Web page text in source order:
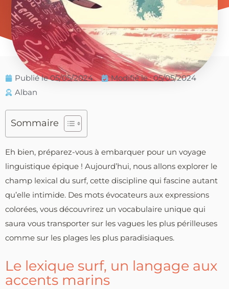
Publié le 05/05/2024
Modifié le : 05/05/2024
Alban
Sommaire
Eh bien, préparez-vous à embarquer pour un voyage
linguistique épique ! Aujourd’hui, nous allons explorer le
champ lexical du surf, cette discipline qui fascine autant
qu’elle intimide. Des mots évocateurs aux expressions
colorées, vous découvrirez un vocabulaire unique qui
saura vous transporter sur les vagues les plus périlleuses
comme sur les plages les plus paradisiaques.
Le lexique surf, un langage aux
accents marins